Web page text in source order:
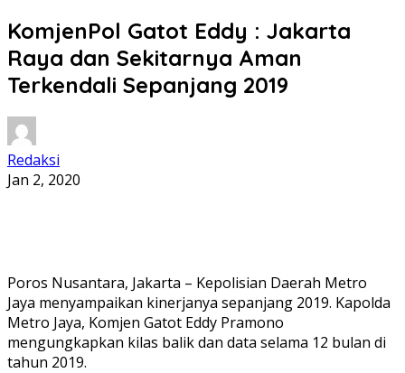
KomjenPol Gatot Eddy : Jakarta
Raya dan Sekitarnya Aman
Terkendali Sepanjang 2019
Redaksi
Jan 2, 2020
Poros Nusantara, Jakarta – Kepolisian Daerah Metro
Jaya menyampaikan kinerjanya sepanjang 2019. Kapolda
Metro Jaya, Komjen Gatot Eddy Pramono
mengungkapkan kilas balik dan data selama 12 bulan di
tahun 2019.